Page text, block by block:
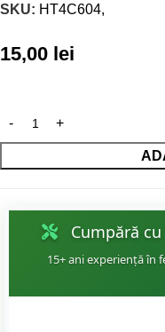
SKU: HT4C604,
15,00 lei
Cumpără
15+ ani experiență în